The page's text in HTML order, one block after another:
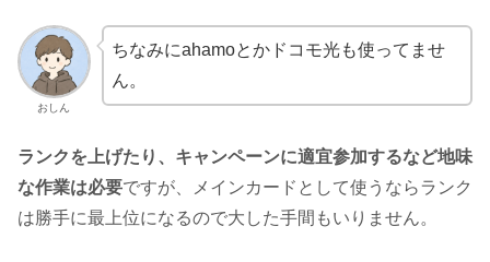
おしん
ちなみにahamoとかドコモ光も使ってませ
ん。
ランクを上げたり、キャンペーンに適宜参加するなど地味
な作業は必要ですが、メインカードとして使うならランク
は勝手に最上位になるので大した手間もいりません。